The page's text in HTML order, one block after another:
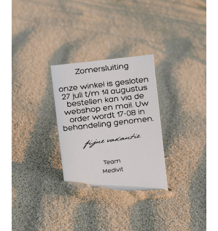
Waarom kiezen voor Bergland China balm
spierbalsem?
Bergland China balm bevat geen vaseline of
paraffine. Vooral producten die snel en diep moeten
intrekken, mogen deze componenten niet bevatten,
omdat minerale oliën niet in de huid doordringen,
maar de poriën sluiten. Het recept met amandelolie
en bijenwas dringt optimaal door en transporteert
de actieve ingrediënten naar waar ze zich moeten
ontvouwen. De ingrediënten bevorderen de
doorbloeding van de huid en zijn geschikt voor de
verzorging en massage van de gewrichten.
Wanneer gebruik je Bergland China balm?
Gebruik Bergland natuurlijke spierbalsem bij
spierpijn en gewrichtspijn. Bij vermoeide spieren na
inspanning kan China balm van Bergland helpen bij
het herstel. Ben je verkouden of krijg je weinig
lucht? Smeer dan China balm op de borst en rug.